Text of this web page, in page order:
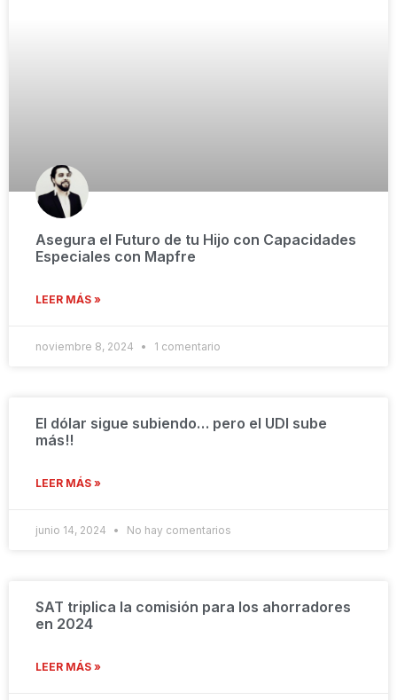
Asegura el Futuro de tu Hijo con Capacidades
Especiales con Mapfre
LEER MÁS »
noviembre 8, 2024 1 comentario
El dólar sigue subiendo… pero el UDI sube
más!!
LEER MÁS »
junio 14, 2024 No hay comentarios
SAT triplica la comisión para los ahorradores
en 2024
LEER MÁS »